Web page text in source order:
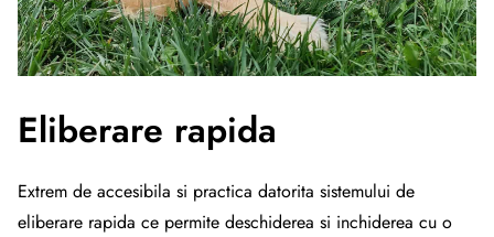
Eliberare rapida
Extrem de accesibila si practica datorita sistemului de
eliberare rapida ce permite deschiderea si inchiderea cu o